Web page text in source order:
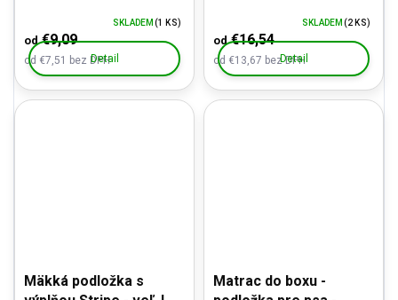
od €7,51 bez DPH
od€9,09
SKLADEM (1 KS)
Detail od €13,67 bez DPH
od€16,54
SKLADEM (2 KS)
Detail
Mäkká podložka s
Matrac do boxu -